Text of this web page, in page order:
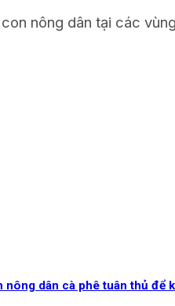
nông dân tại các
nông dân cà phê tuân thủ để